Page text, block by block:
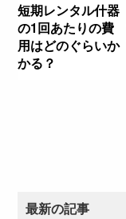
短期レンタル什器
の1回あたりの費
用はどのぐらいか
かる？
最新の記事